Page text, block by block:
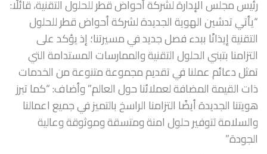
رئيس مجلس الإدارة لشركة أحواض قطر للحلول التقنية، قائلًا:
“يأتي تدشين الهوية الجديدة لشركة أحواض قطر للحلول
التقنية إيذانًا ببدء فصل جديد في مسيرتنا؛ إذ يؤكد على
التزامنا بتبني الحلول التقنية والممارسات المستدامة التي
تمثل دعائم عملنا في تقديم مجموعة متنوعة من الخدمات
ذات القيمة المضافة لعملائنا حول العالم.” وأضاف: “كما تبرز
هويتنا الجديدة أيضًا التزامنا الراسخ بالتميز في جميع اعمالنا
والسلامة لتوفير حلول امنة ومتسقة وموثوقة وعالية
الجودة.”